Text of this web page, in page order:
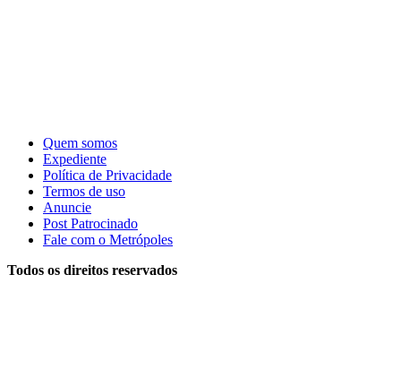
Quem somos
Expediente
Política de Privacidade
Termos de uso
Anuncie
Post Patrocinado
Fale com o Metrópoles
Todos os direitos reservados